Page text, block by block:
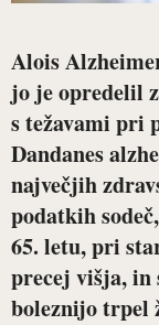
Alois
jo je opredelil
s težavami pri
Dandanes
največjih
podatkih
65. letu, pri
precej višja, in
boleznijo trpel